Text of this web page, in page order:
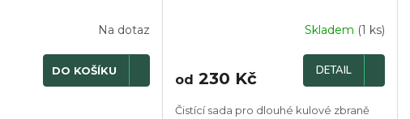
Na dotaz
DO KOŠÍKU
Skladem (1 ks)
od 230 Kč DETAIL
Čistící sada pro dlouhé kulové zbraně